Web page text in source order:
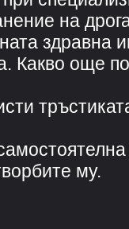
на
здравна
Какво още
му.